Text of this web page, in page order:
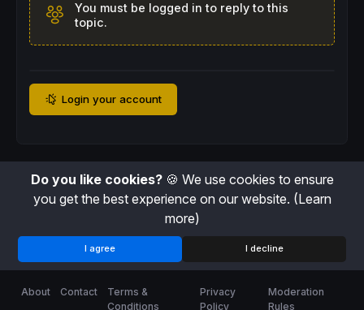
You must be logged in to reply to this
topic.
Login your account
Do you like cookies?🍪 We use cookies to ensure
you get the best experience on our website. (Learn
more)
I agree I decline
About Contact
Terms &
Conditions
Privacy
Policy
Moderation
Rules